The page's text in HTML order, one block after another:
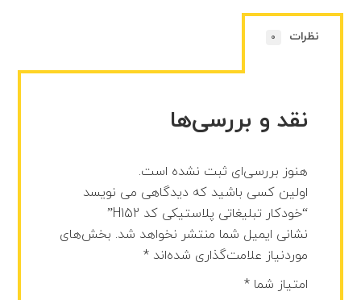
نظرات 0
نقد و بررسی‌ها
هنوز بررسی‌ای ثبت نشده است.
اولین کسی باشید که دیدگاهی می نویسد
“خودکار تبلیغاتی پلاستیکی کد H152”
نشانی ایمیل شما منتشر نخواهد شد. بخش‌های
موردنیاز علامت‌گذاری شده‌اند*
امتیاز شما*